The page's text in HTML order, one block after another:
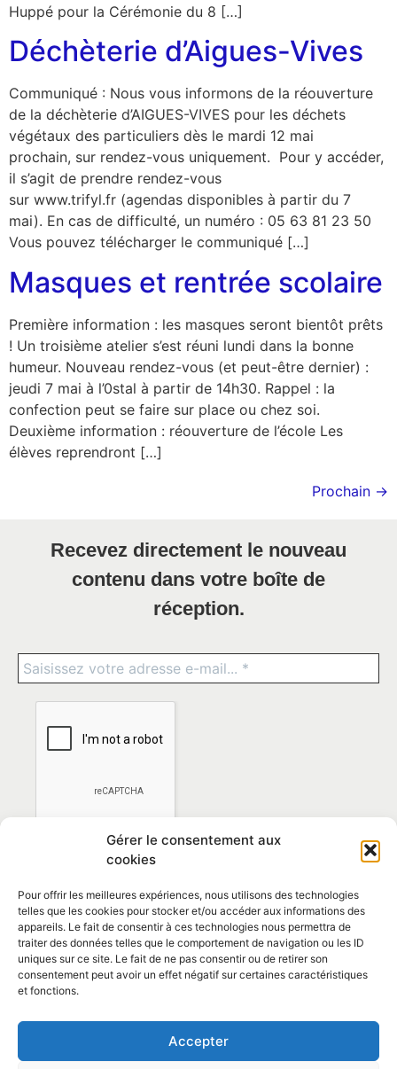
Gérer le consentement aux
cookies
Pour offrir les meilleures expériences, nous utilisons des technologies
telles que les cookies pour stocker et/ou accéder aux informations des
appareils. Le fait de consentir à ces technologies nous permettra de
traiter des données telles que le comportement de navigation ou les ID
uniques sur ce site. Le fait de ne pas consentir ou de retirer son
consentement peut avoir un effet négatif sur certaines caractéristiques
et fonctions.
Accepter
Huppé pour la Cérémonie du 8 […]
Déchèterie d’Aigues-Vives
Communiqué : Nous vous informons de la réouverture
de la déchèterie d’AIGUES-VIVES pour les déchets
végétaux des particuliers dès le mardi 12 mai
prochain, sur rendez-vous uniquement. Pour y accéder,
il s’agit de prendre rendez-vous
sur www.trifyl.fr (agendas disponibles à partir du 7
mai). En cas de difficulté, un numéro : 05 63 81 23 50
Vous pouvez télécharger le communiqué […]
Masques et rentrée scolaire
Première information : les masques seront bientôt prêts
! Un troisième atelier s’est réuni lundi dans la bonne
humeur. Nouveau rendez-vous (et peut-être dernier) :
jeudi 7 mai à l’0stal à partir de 14h30. Rappel : la
confection peut se faire sur place ou chez soi.
Deuxième information : réouverture de l’école Les
élèves reprendront […]
Prochain →
Recevez directement le nouveau
contenu dans votre boîte de
réception.
*En vous abonnant vous acceptez lapolitique de
confidentialité
Contact et horaires
Politique de confidentialité Mentions Légales